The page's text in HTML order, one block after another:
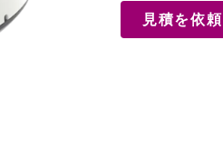
見積を依頼